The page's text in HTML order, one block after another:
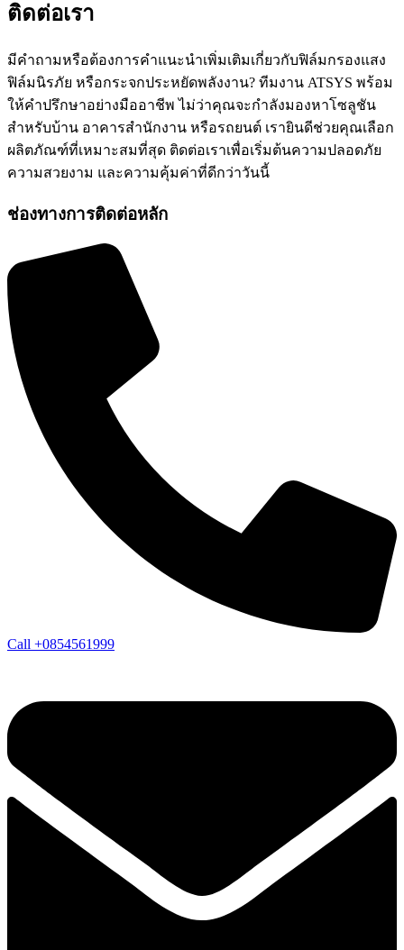
ติดต่อเรา
มีคำถามหรือต้องการคำแนะนำเพิ่มเติมเกี่ยวกับฟิล์มกรองแสง
ฟิล์มนิรภัย หรือกระจกประหยัดพลังงาน? ทีมงาน ATSYS พร้อม
ให้คำปรึกษาอย่างมืออาชีพ ไม่ว่าคุณจะกำลังมองหาโซลูชัน
สำหรับบ้าน อาคารสำนักงาน หรือรถยนต์ เรายินดีช่วยคุณเลือก
ผลิตภัณฑ์ที่เหมาะสมที่สุด ติดต่อเราเพื่อเริ่มต้นความปลอดภัย
ความสวยงาม และความคุ้มค่าที่ดีกว่าวันนี้
ช่องทางการติดต่อหลัก
Call +0854561999